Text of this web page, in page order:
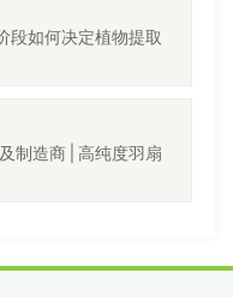
段如何决定植物提取
制造商 | 高纯度羽扇